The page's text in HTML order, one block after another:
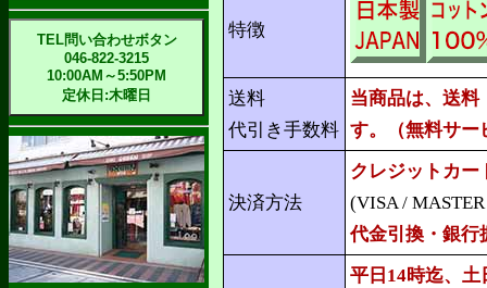
TEL問い合わせボタン
046-822-3215
10:00AM～5:50PM
定休日:木曜日
特徴
送料
代引き手数料
当商品は、送料
す。（無料サー
決済方法
クレジットカー
(VISA /
代金引換・銀行
平日14時迄、